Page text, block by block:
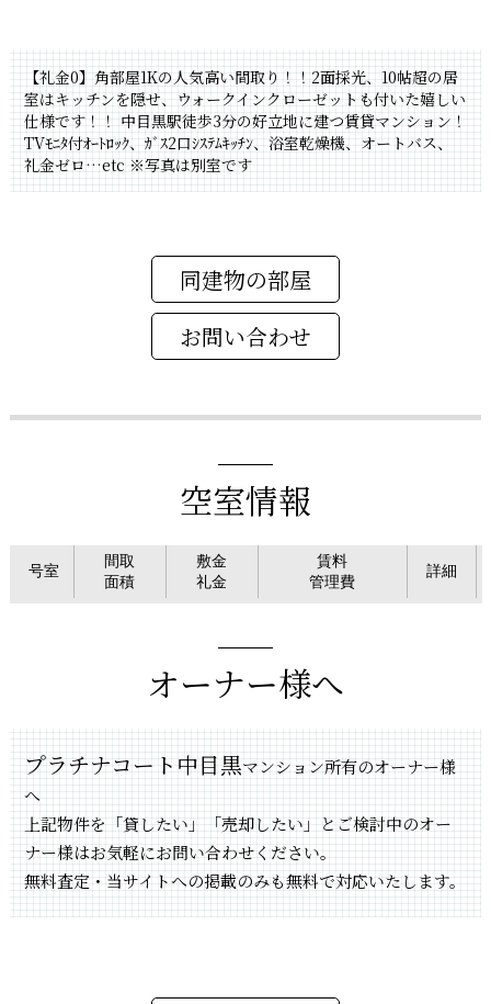
【礼金0】角部屋1Kの人気高い間取り！！2面採光、10帖超の居
室はキッチンを隠せ、ウォークインクローゼットも付いた嬉しい
仕様です！！ 中目黒駅徒歩3分の好立地に建つ賃貸マンション！
TVﾓﾆﾀ付ｵｰﾄﾛｯｸ、ｶﾞｽ2口ｼｽﾃﾑｷｯﾁﾝ、浴室乾燥機、オートバス、
礼金ゼロ…etc ※写真は別室です
同建物の部屋
空室情報
号室
間取
面積
敷金
礼金
賃料
管理費
詳細
オーナー様へ
プラチナコート中目黒マンション所有のオーナー様
へ
上記物件を「貸したい」「売却したい」とご検討中のオー
ナー様はお気軽にお問い合わせください。
無料査定・当サイトへの掲載のみも無料で対応いたします。